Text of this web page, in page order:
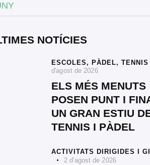
NOTÍCIES
ESCOLES,PÀDEL,TENNIS
d'agost de 2026
ELS MÉS MENUTS
POSEN PUNT I
UN GRAN ESTIU
TENNIS I PÀDEL
ACTIVITATS DIRIGIDES I
2 d'agost de 2026